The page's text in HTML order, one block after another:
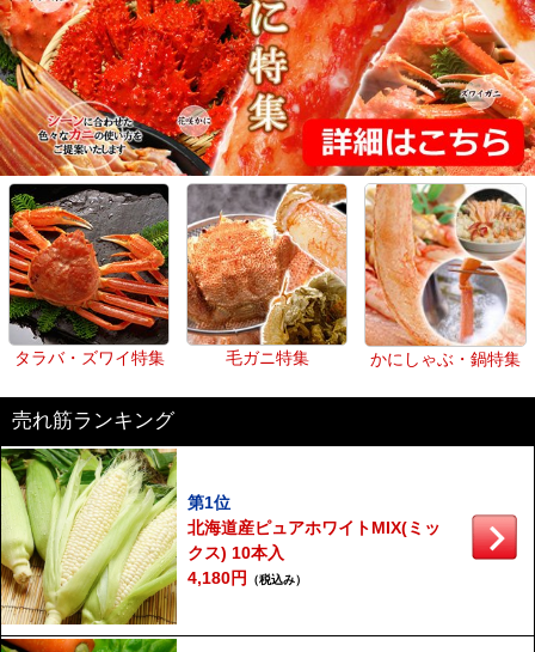
タラバ・ズワイ特集 毛ガニ特集 かにしゃぶ・鍋特集
売れ筋ランキング
第1位
北海道産ピュアホワイトMIX(ミッ
クス) 10本入
4,180円
（税込み）